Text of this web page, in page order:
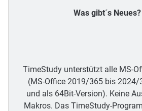
Was gibt´s Neues?
TimeStudy unterstützt alle MS-
(MS-Office 2019/365 bis 2024/
und als 64Bit-Version). Keine
Makros. Das TimeStudy-